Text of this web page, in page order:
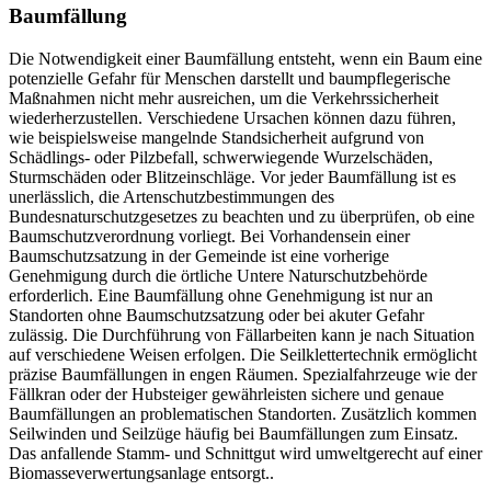
Baumfällung
Die Notwendigkeit einer Baumfällung entsteht, wenn ein Baum eine
potenzielle Gefahr für Menschen darstellt und baumpflegerische
Maßnahmen nicht mehr ausreichen, um die Verkehrssicherheit
wiederherzustellen. Verschiedene Ursachen können dazu führen,
wie beispielsweise mangelnde Standsicherheit aufgrund von
Schädlings- oder Pilzbefall, schwerwiegende Wurzelschäden,
Sturmschäden oder Blitzeinschläge. Vor jeder Baumfällung ist es
unerlässlich, die Artenschutzbestimmungen des
Bundesnaturschutzgesetzes zu beachten und zu überprüfen, ob eine
Baumschutzverordnung vorliegt. Bei Vorhandensein einer
Baumschutzsatzung in der Gemeinde ist eine vorherige
Genehmigung durch die örtliche Untere Naturschutzbehörde
erforderlich. Eine Baumfällung ohne Genehmigung ist nur an
Standorten ohne Baumschutzsatzung oder bei akuter Gefahr
zulässig. Die Durchführung von Fällarbeiten kann je nach Situation
auf verschiedene Weisen erfolgen. Die Seilklettertechnik ermöglicht
präzise Baumfällungen in engen Räumen. Spezialfahrzeuge wie der
Fällkran oder der Hubsteiger gewährleisten sichere und genaue
Baumfällungen an problematischen Standorten. Zusätzlich kommen
Seilwinden und Seilzüge häufig bei Baumfällungen zum Einsatz.
Das anfallende Stamm- und Schnittgut wird umweltgerecht auf einer
Biomasseverwertungsanlage entsorgt..